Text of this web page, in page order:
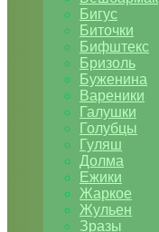
Бигус
Биточки
Бифштекс
Бризоль
Буженина
Вареники
Галушки
Голубцы
Гуляш
Долма
Ежики
Жаркое
Жульен
Зразы